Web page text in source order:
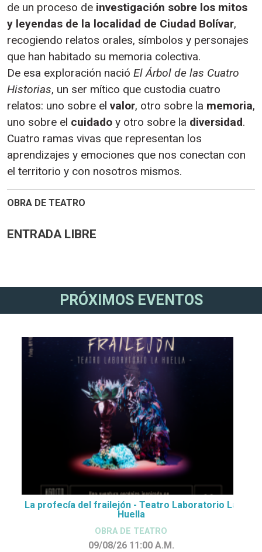
de un proceso de investigación sobre los mitos
y leyendas de la localidad de Ciudad Bolívar,
recogiendo relatos orales, símbolos y personajes
que han habitado su memoria colectiva.
De esa exploración nació El Árbol de las Cuatro
Historias, un ser mítico que custodia cuatro
relatos: uno sobre elvalor, otro sobre la memoria,
uno sobre el cuidado y otro sobre la diversidad.
Cuatro ramas vivas que representan los
aprendizajes y emociones que nos conectan con
el territorio y con nosotros mismos.
OBRA DE TEATRO
ENTRADA LIBRE
PRÓXIMOS EVENTOS
La profecía del frailejón - Teatro Laboratorio La
Huella
OBRA DE TEATRO
09/08/26 11:00 A.M.